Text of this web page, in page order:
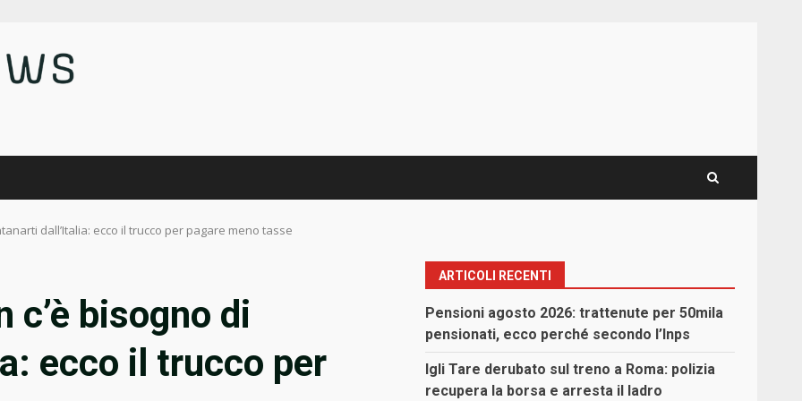
dall’Italia: ecco il trucco per pagare meno tasse
c’è bisogno di
ecco il trucco per
ARTICOLI RECENTI
Pensioni agosto 2026: trattenute per 50mila
pensionati, ecco perché secondo l’Inps
Igli Tare derubato sul treno a Roma: polizia
recupera la borsa e arresta il ladro